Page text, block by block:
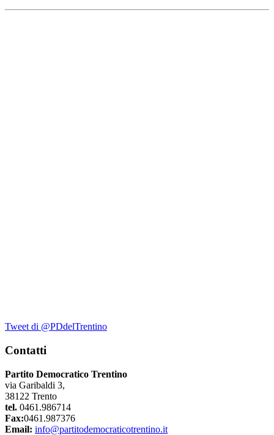
Tweet di @PDdelTrentino
Contatti
Partito Democratico Trentino
via Garibaldi 3,
38122 Trento
tel. 0461.986714
Fax:0461.987376
Email: info@partitodemocraticotrentino.it